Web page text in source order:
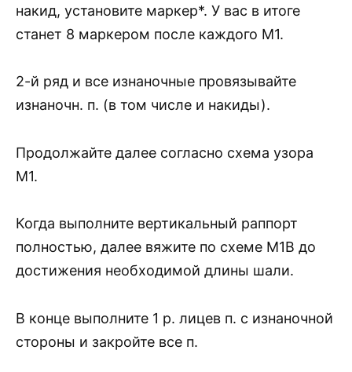
накид, установите маркер*. У вас в итоге
станет 8 маркером после каждого М1.
2-й ряд и все изнаночные провязывайте
изнаночн. п. (в том числе и накиды).
Продолжайте далее согласно схема узора
М1.
Когда выполните вертикальный раппорт
полностью, далее вяжите по схеме М1В до
достижения необходимой длины шали.
В конце выполните 1 р. лицев п. с изнаночной
стороны и закройте все п.